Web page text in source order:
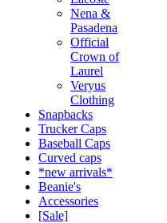
Nena &
Pasadena
Official
Crown of
Laurel
Veryus
Clothing
Snapbacks
Trucker Caps
Baseball Caps
Curved caps
*new arrivals*
Beanie's
Accessories
[Sale]